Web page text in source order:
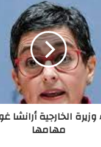
وزيرة الخارجية أرانشا
مهامها